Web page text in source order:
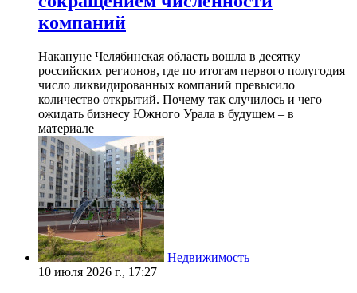
компаний
Накануне Челябинская область вошла в десятку
российских регионов, где по итогам первого полугодия
число ликвидированных компаний превысило
количество открытий. Почему так случилось и чего
ожидать бизнесу Южного Урала в будущем – в
материале
Недвижимость
10 июля 2026 г., 17:27